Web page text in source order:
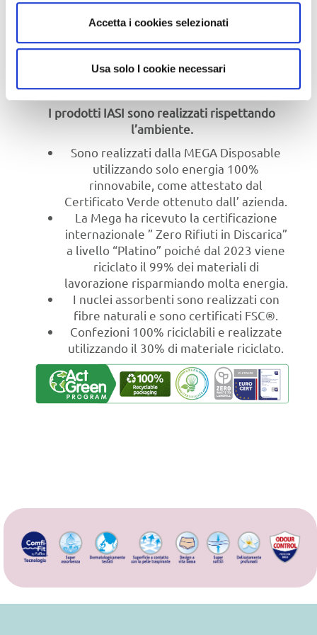
Accetta i cookies selezionati
Usa solo I cookie necessari
traspirante ed igienico.
con risultati
eccellenti nei laboratori Dermatest
(Germania).
I prodotti IASI sono realizzati rispettando
l’ambiente.
Sono realizzati dalla MEGA Disposable
utilizzando solo energia 100%
rinnovabile, come attestato dal
Certificato Verde ottenuto dall’ azienda.
La Mega ha ricevuto la certificazione
internazionale ” Zero Rifiuti in Discarica”
a livello “Platino” poiché dal 2023 viene
riciclato il 99% dei materiali di
lavorazione risparmiando molta energia.
I nuclei assorbenti sono realizzati con
fibre naturali e sono certificati FSC®.
Confezioni 100% riciclabili e realizzate
utilizzando il 30% di materiale riciclato.